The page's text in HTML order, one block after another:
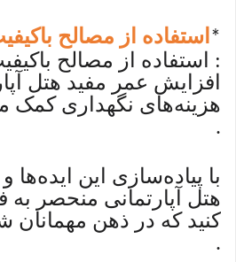
* استفاده از مصالح
: استفاده از مصالح
افزایش عمر مفید هتل
هزینه‌های نگهداری کمک
.
با پیاده‌سازی این ایده‌ها
هتل آپارتمانی منحصر به
کنید که در ذهن مهمانان
.